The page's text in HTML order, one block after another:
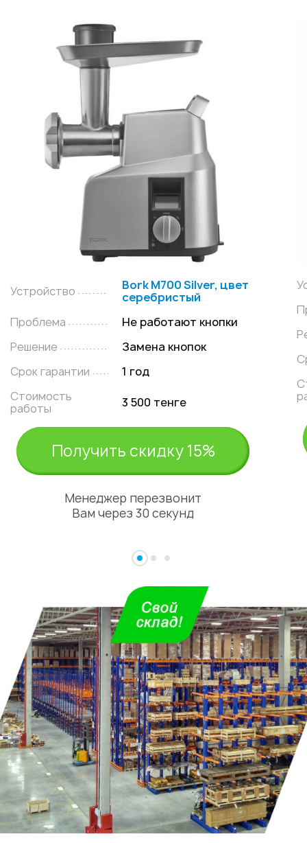
Устройство
Bork M700 Silver, цвет
серебристый
Проблема
Не работают кнопки
Решение
Замена кнопок
Срок гарантии
1 год
Стоимость
работы
3 500 тенге
Получить скидку 15%
Менеджер перезвонит
Вам через 30 секунд